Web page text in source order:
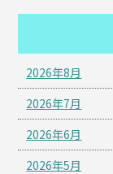
2026年8月
2026年7月
2026年6月
2026年5月